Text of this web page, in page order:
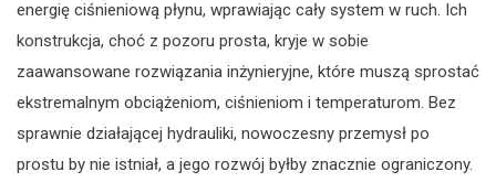
energię ciśnieniową płynu, wprawiając cały system w ruch. Ich
konstrukcja, choć z pozoru prosta, kryje w sobie
zaawansowane rozwiązania inżynieryjne, które muszą sprostać
ekstremalnym obciążeniom, ciśnieniom i temperaturom. Bez
sprawnie działającej hydrauliki, nowoczesny przemysł po
prostu by nie istniał, a jego rozwój byłby znacznie ograniczony.